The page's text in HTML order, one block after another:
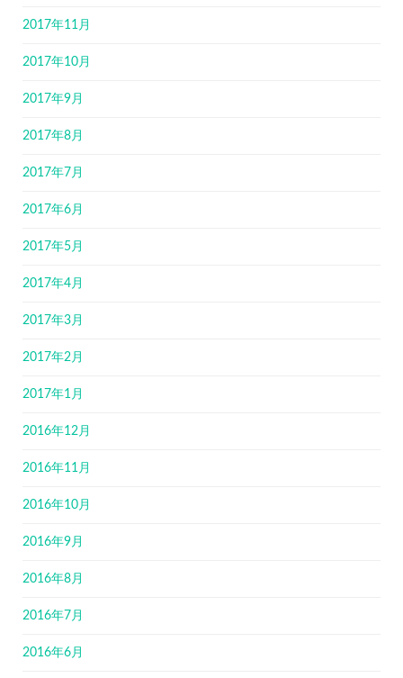
2017年11月
2017年10月
2017年9月
2017年8月
2017年7月
2017年6月
2017年5月
2017年4月
2017年3月
2017年2月
2017年1月
2016年12月
2016年11月
2016年10月
2016年9月
2016年8月
2016年7月
2016年6月